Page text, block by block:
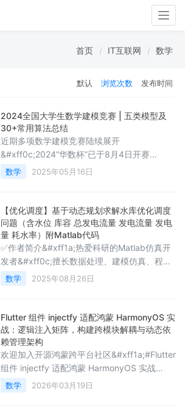
首页 IT互联网 数学
默认 浏览次数 发布时间
2024全国大学生数学建模竞赛 | 五类模型及
30+常用算法总结
近期多项数学建模竞赛陆续展开
&#xff0c;2024“华数杯”已于8月4日开赛
&#xff0c;题目类型、难度和国赛类似&#xff0c;
所以“华数杯”比赛也可作为9月份国赛前的全真
&#xff0c;如何在短时间内提升自己队伍的竞争
力&#xff1f;关键在于掌握常用模型和算法
&#xff0c;并能熟练运用软件工具。数学建模常
用模型大致可分为五类: 评价模型 预测模型
数学 2025年05月16日
【优化调度】基于动态规划求解水库优化调度
问题（含水位 库容 总发电流量 发电流量 发电
量 耗水率）附Matlab代码
✅作者简介&#xff1a;热爱科研的Matlab仿真开
发者&#xff0c;擅长数据处理、建模仿真、程序
设计、完整代码获取、论文复现及科研仿真。
&#x1f34e; 往期回顾关注个人主页
条&#xff1a;格物致知,完整Matlab代码及仿真咨
询内容私信。 &#x1f525; 内容介绍在水利工程
领域&#xff0c;水库优
数学 2025年08月26日
Flutter 组件 injectfy 适配鸿蒙 HarmonyOS 实
战：逻辑注入矩阵，构建跨模块解耦与动态依
赖管理架构
欢迎加入开源鸿蒙跨平台社区&#xff1a;#Flutter
组件 injectfy 适配鸿蒙 HarmonyOS 实战
&#xff1a;逻辑注入矩阵&#xff0c;构建跨模块解
耦与动态依赖管理架构前言在鸿蒙
数学 2026年03月19日